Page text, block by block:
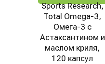
Sports Research,
Total Omega-3,
Омега-3 с
Астаксантином и
маслом криля,
120 капсул